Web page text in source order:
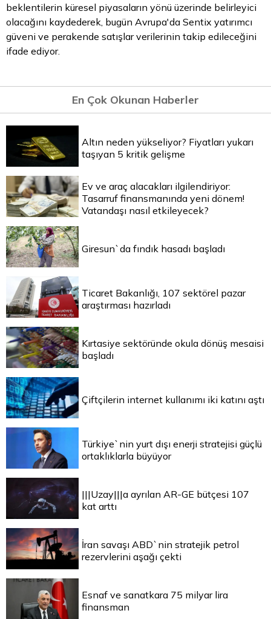
beklentilerin küresel piyasaların yönü üzerinde belirleyici
olacağını kaydederek, bugün Avrupa'da Sentix yatırımcı
güveni ve perakende satışlar verilerinin takip edileceğini
ifade ediyor.
En Çok Okunan Haberler
Altın neden yükseliyor? Fiyatları yukarı
taşıyan 5 kritik gelişme
Ev ve araç alacakları ilgilendiriyor:
Tasarruf finansmanında yeni dönem!
Vatandaşı nasıl etkileyecek?
Giresun`da fındık hasadı başladı
Ticaret Bakanlığı, 107 sektörel pazar
araştırması hazırladı
Kırtasiye sektöründe okula dönüş mesaisi
başladı
Çiftçilerin internet kullanımı iki katını aştı
Türkiye`nin yurt dışı enerji stratejisi güçlü
ortaklıklarla büyüyor
|||Uzay|||a ayrılan AR-GE bütçesi 107
kat arttı
İran savaşı ABD`nin stratejik petrol
rezervlerini aşağı çekti
Esnaf ve sanatkara 75 milyar lira
finansman